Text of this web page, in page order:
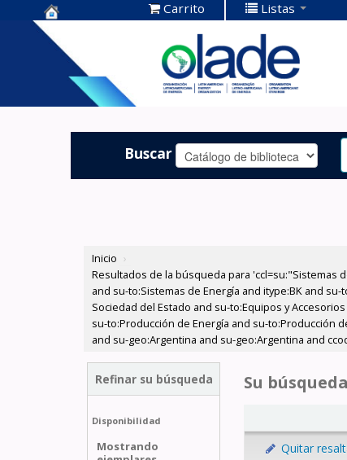
Centro de
Documentación
OLADE -
Carrito Listas
Buscar
Inicio ›
Resultados de la búsqueda para 'ccl=su:"Sistemas
and su-to:Sistemas de Energía and itype:BK and
Sociedad del Estado and su-to:Equipos y
su-to:Producción de Energía and su-to:Producción
and su-geo:Argentina and su-geo:Argentina and
Refinar su búsqueda
Disponibilidad
Mostrando
Su
Quitar